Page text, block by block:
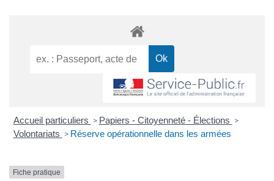
Accueil particuliers > Papiers - Citoyenneté - Élections >
Volontariats > Réserve opérationnelle dans les armées
Fiche pratique